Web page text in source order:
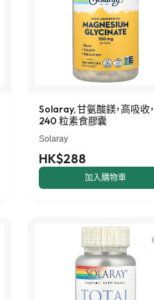
Solaray, 甘氨酸鎂，高吸收，
240 粒素食膠囊
Solaray
HK$288
加入購物車